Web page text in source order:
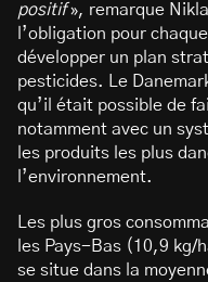
positif», remarque
l’obligation pour
développer un plan
pesticides. Le
qu’il était possible de
notamment avec un
les produits les plus
l’environnement.
Les plus gros
les Pays-Bas (10,9 kg/
se situe dans la